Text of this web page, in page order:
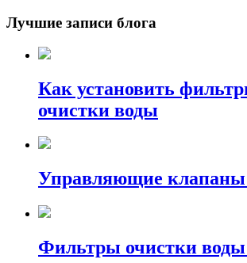
Лучшие записи блога
Как установить
очистки воды
Управляющие клапаны
Фильтры очистки воды